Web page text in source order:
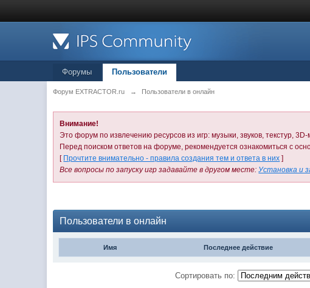
Форумы Пользователи
Форум EXTRACTOR.ru → Пользователи в онлайн
Внимание!
Это форум по извлечению ресурсов из игр: музыки, звуков, текстур,
Перед поиском ответов на форуме, рекомендуется ознакомиться с
[ Прочтите внимательно - правила создания тем и ответа в них ]
Все вопросы по запуску игр задавайте в другом месте:Установка и
Пользователи в онлайн
Имя Последнее действие
Сортировать по: